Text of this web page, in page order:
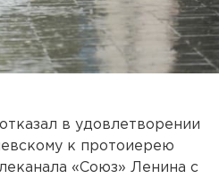
в удовлетворении
к протоиерею
«Союз» Ленина с